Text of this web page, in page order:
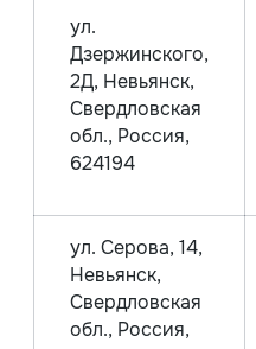
ул.
Дзержинского,
2Д, Невьянск,
Свердловская
обл., Россия,
624194
ул. Серова, 14,
Невьянск,
Свердловская
обл., Россия,